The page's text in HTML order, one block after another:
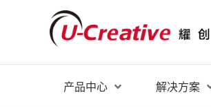
产品中心 解决方案